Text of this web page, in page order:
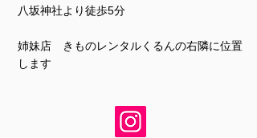
​​八坂神社より徒歩5分
姉妹店 きものレンタルくるんの右隣に位置
します